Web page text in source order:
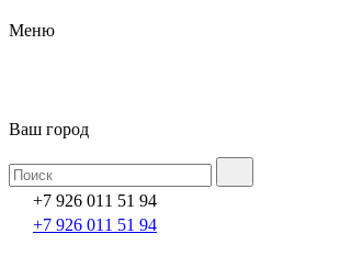
Меню
Ваш город
+7 926 011 51 94
+7 926 011 51 94